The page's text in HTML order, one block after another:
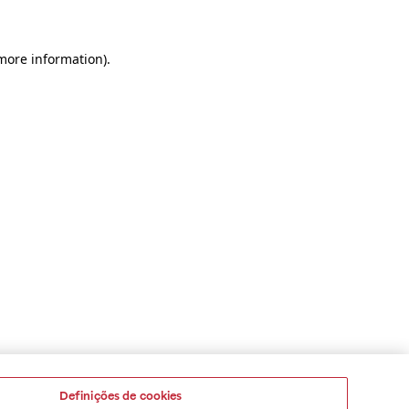
information).
Definições de cookies